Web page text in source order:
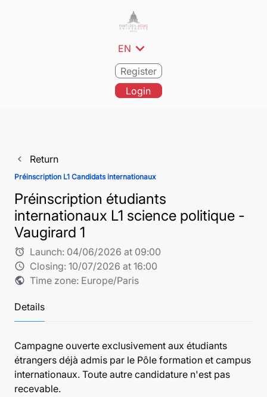
EN expand_more
Register
Login
navigate_before Return
Préinscription L1 Candidats internationaux
Préinscription étudiants
internationaux L1 science politique -
Vaugirard 1
alarm Launch: 04/06/2026 at 09:00
schedule Closing: 10/07/2026 at 16:00
public Time zone: Europe/Paris
Details
Campagne ouverte exclusivement aux étudiants
étrangers déjà admis par le Pôle formation et campus
internationaux. Toute autre candidature n'est pas
recevable.